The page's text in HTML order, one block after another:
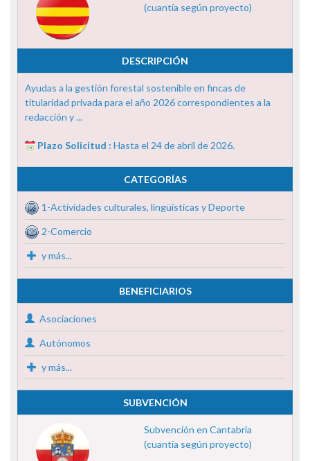
(cuantía según proyecto)
DESCRIPCIÓN
Ayudas a la gestión forestal sostenible en fincas de
titularidad privada para el año 2026 correspondientes a la
redacción y ...
Plazo Solicitud : Hasta el 24 de abril de 2026.
CATEGORÍAS
1-Actividades culturales, lingüísticas y Deporte
2-Comercio
y más...
BENEFICIARIOS
Asociaciones
Autónomos
y más...
SUBVENCIÓN
Subvención en Cantabria
(cuantía según proyecto)